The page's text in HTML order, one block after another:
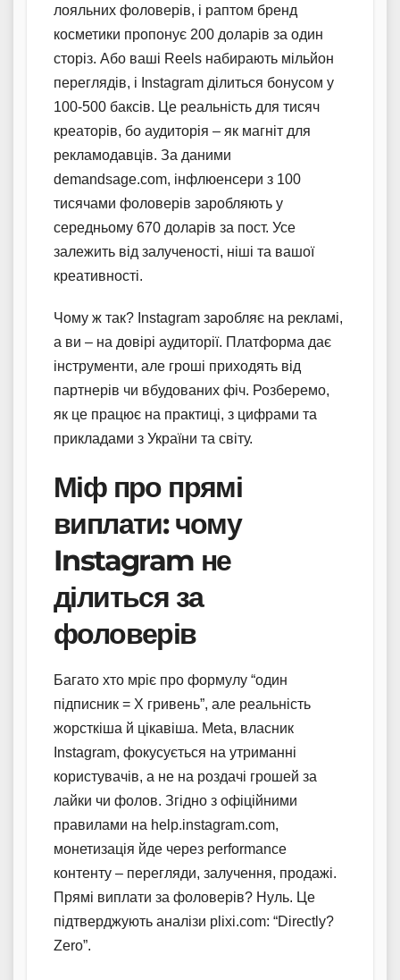
лояльних фоловерів, і раптом бренд
косметики пропонує 200 доларів за один
сторіз. Або ваші Reels набирають мільйон
переглядів, і Instagram ділиться бонусом у
100-500 баксів. Це реальність для тисяч
креаторів, бо аудиторія – як магніт для
рекламодавців. За даними
demandsage.com, інфлюенсери з 100
тисячами фоловерів заробляють у
середньому 670 доларів за пост. Усе
залежить від залученості, ніші та вашої
креативності.
Чому ж так? Instagram заробляє на рекламі,
а ви – на довірі аудиторії. Платформа дає
інструменти, але гроші приходять від
партнерів чи вбудованих фіч. Розберемо,
як це працює на практиці, з цифрами та
прикладами з України та світу.
Міф про прямі
виплати: чому
Instagram не
ділиться за
фоловерів
Багато хто мріє про формулу “один
підписник = X гривень”, але реальність
жорсткіша й цікавіша. Meta, власник
Instagram, фокусується на утриманні
користувачів, а не на роздачі грошей за
лайки чи фолов. Згідно з офіційними
правилами на help.instagram.com,
монетизація йде через performance
контенту – перегляди, залучення, продажі.
Прямі виплати за фоловерів? Нуль. Це
підтверджують аналізи plixi.com: “Directly?
Zero”.